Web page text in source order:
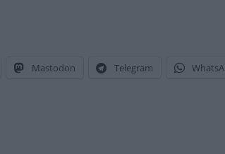
Mastodon Telegram